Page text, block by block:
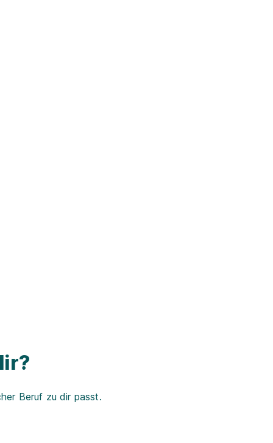
Beruf zu dir passt.